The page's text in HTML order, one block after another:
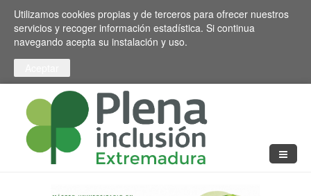
Pasar al contenido principal
Toggle high contrast
Utilizamos cookies propias y de terceros para ofrecer nuestros
servicios y recoger información estadística. Si continua
navegando acepta su instalación y uso.